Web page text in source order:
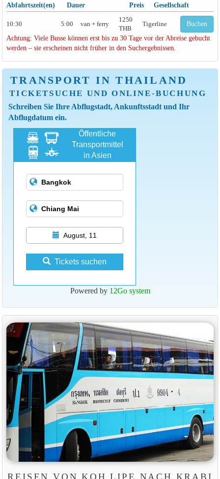
Abfahrtszeit(en) Dauer Preis Gesellschaft
10:30 5:00 van + ferry
1250
THB
Tigerline Buchen
Achtung: Viele Busse können erst bis zu 30 Tage vor der Abreise gebucht
werden – sie erscheinen nicht früher in den Suchergebnissen.
TRANSPORT IN THAILAND
TICKETSUCHE UND ONLINE-BUCHUNG
Schreiben Sie Ihre Abflugstadt, Ankunftsstadt und Ihr
Abflugdatum ein.
Öffentliche
Transportmittel
in Asien
August, 11
Tickets suchen
Powered by 12Go system
REISEN VON KOH LIPE NACH KRABI